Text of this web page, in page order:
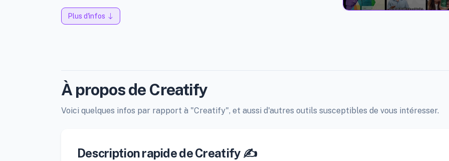
Plus d'infos
À propos de Creatify
Voici quelques infos par rapport à "Creatify", et aussi d'autres outils susceptibles de vous intéresser.
Description rapide de Creatify ✍️